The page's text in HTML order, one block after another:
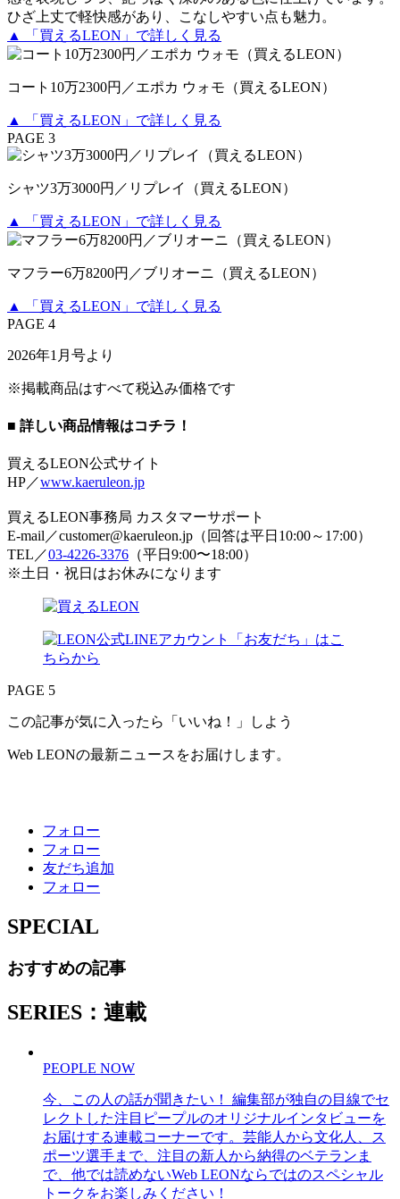
ひざ上丈で軽快感があり、こなしやすい点も魅力。
▲ 「買えるLEON」で詳しく見る
コート10万2300円／エポカ ウォモ（買えるLEON）
▲ 「買えるLEON」で詳しく見る
PAGE 3
シャツ3万3000円／リプレイ（買えるLEON）
▲ 「買えるLEON」で詳しく見る
マフラー6万8200円／ブリオーニ（買えるLEON）
▲ 「買えるLEON」で詳しく見る
PAGE 4
2026年1月号より
※掲載商品はすべて税込み価格です
■ 詳しい商品情報はコチラ！
買えるLEON公式サイト
HP／www.kaeruleon.jp
買えるLEON事務局 カスタマーサポート
E-mail／customer@kaeruleon.jp（回答は平日10:00～17:00）
TEL／03-4226-3376 （平日9:00〜18:00）
※土日・祝日はお休みになります
PAGE 5
この記事が気に入ったら「いいね！」しよう
Web LEONの最新ニュースをお届けします。
フォロー
フォロー
友だち追加
フォロー
SPECIAL
おすすめの記事
SERIES：連載
PEOPLE NOW
今、この人の話が聞きたい！ 編集部が独自の目線でセ
レクトした注目ピープルのオリジナルインタビューを
お届けする連載コーナーです。芸能人から文化人、ス
ポーツ選手まで、注目の新人から納得のベテランま
で、他では読めないWeb LEONならではのスペシャル
トークをお楽しみください！